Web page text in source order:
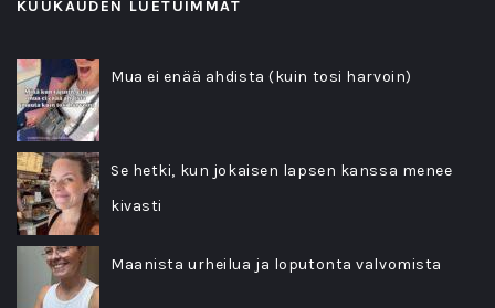
KUUKAUDEN LUETUIMMAT
Mua ei enää ahdista (kuin tosi harvoin)
Se hetki, kun jokaisen lapsen kanssa menee
kivasti
Maanista urheilua ja loputonta valvomista